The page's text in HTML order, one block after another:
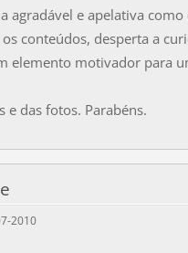
agradável e apelativa como
conteúdos, desperta a
elemento motivador para
e das fotos. Parabéns.
2010